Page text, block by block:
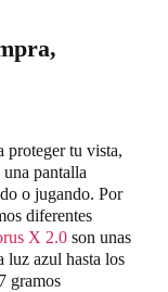
proteger tu vista,
pantalla
o jugando. Por
diferentes
X 2.0son unas
luz azul hasta los
gramos